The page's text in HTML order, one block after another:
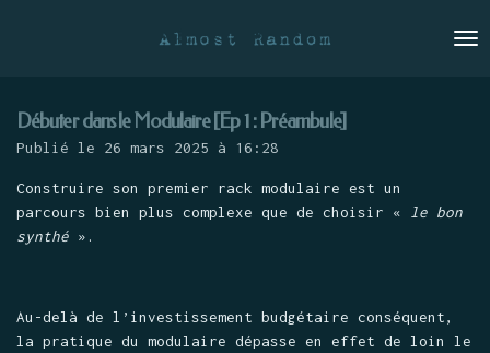
Débuter dans le Modulaire [Ep 1 : Préambule]
Publié le 26 mars 2025 à 16:28
Construire son premier rack modulaire est un
parcours bien plus complexe que de choisir «
le bon
synthé ».
Au-delà de l’investissement budgétaire conséquent,
la pratique du modulaire dépasse en effet de loin le